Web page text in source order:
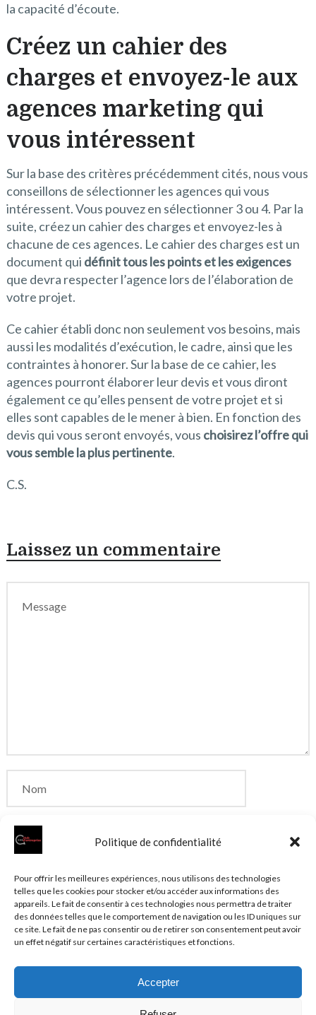
Politique de confidentialité
Pour offrir les meilleures expériences, nous utilisons des technologies
telles que les cookies pour stocker et/ou accéder aux informations des
appareils. Le fait de consentir à ces technologies nous permettra de traiter
des données telles que le comportement de navigation ou les ID uniques sur
ce site. Le fait de ne pas consentir ou de retirer son consentement peut avoir
un effet négatif sur certaines caractéristiques et fonctions.
Accepter
la capacité d’écoute.
Créez un cahier des
charges et envoyez-le aux
agences marketing qui
vous intéressent
Sur la base des critères précédemment cités, nous vous
conseillons de sélectionner les agences qui vous
intéressent. Vous pouvez en sélectionner 3 ou 4. Par la
suite, créez un cahier des charges et envoyez-les à
chacune de ces agences. Le cahier des charges est un
document qui définit tous les points et les exigences
que devra respecter l’agence lors de l’élaboration de
votre projet.
Ce cahier établi donc non seulement vos besoins, mais
aussi les modalités d’exécution, le cadre, ainsi que les
contraintes à honorer. Sur la base de ce cahier, les
agences pourront élaborer leur devis et vous diront
également ce qu’elles pensent de votre projet et si
elles sont capables de le mener à bien. En fonction des
devis qui vous seront envoyés, vous choisirez l’offre qui
vous semble la plus pertinente.
C.S.
Laissez un commentaire
Enregistrer mon nom, mon e-mail et mon site dans
le navigateur pour mon prochain commentaire.
Actualité au sens large